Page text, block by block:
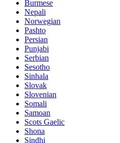
Burmese
Nepali
Norwegian
Pashto
Persian
Punjabi
Serbian
Sesotho
Sinhala
Slovak
Slovenian
Somali
Samoan
Scots Gaelic
Shona
Sindhi